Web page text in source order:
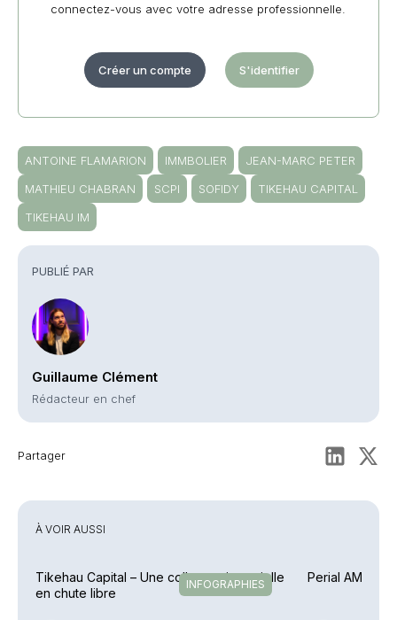
PUBLIÉ PAR
Guillaume Clément
Rédacteur en chef
Partager
connectez-vous avec votre adresse professionnelle.
Créer un compte S'identifier
ANTOINE FLAMARION IMMBOLIER
JEAN-MARC PETER
MATHIEU CHABRAN
SCPI SOFIDY
TIKEHAU CAPITAL
TIKEHAU IM
À VOIR AUSSI
INFOGRAPHIES
Tikehau Capital – Une collecte trimestrielle
en chute libre
Perial AM –